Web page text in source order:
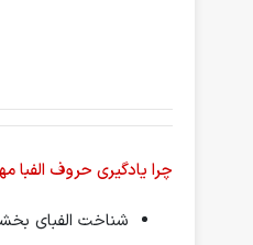
چرا یادگیری حروف الفبا
شناخت الفبای